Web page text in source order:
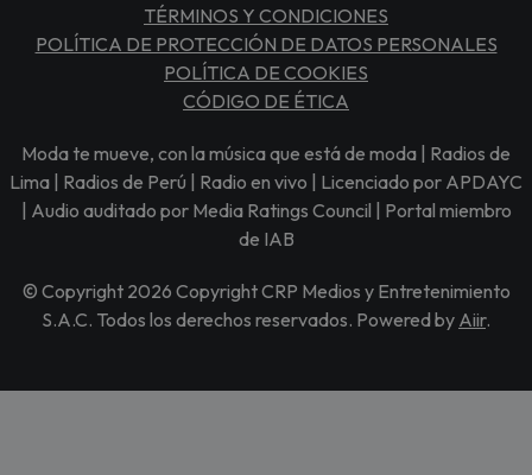
TÉRMINOS Y CONDICIONES
POLÍTICA DE PROTECCIÓN DE DATOS PERSONALES
POLÍTICA DE COOKIES
CÓDIGO DE ÉTICA
Moda te mueve, con la música que está de moda | Radios de
Lima | Radios de Perú | Radio en vivo | Licenciado por APDAYC
| Audio auditado por Media Ratings Council | Portal miembro
de IAB
© Copyright 2026 Copyright CRP Medios y Entretenimiento
S.A.C. Todos los derechos reservados. Powered by Aiir.